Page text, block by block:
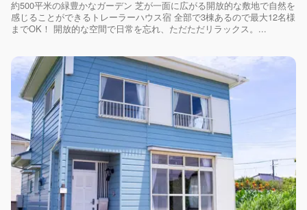
約500平米の緑豊かなガーデン 芝が一面に広がる開放的な敷地で自然を
感じることができるトレーラーハウス宿 全部で3棟あるので最大12名様
までOK！ 開放的な空間で日常を忘れ、ただただリラックス。...